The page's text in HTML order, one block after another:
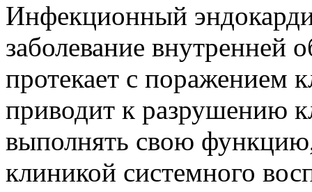
Инфекционный
заболевание внутренней
протекает с поражением
приводит к разрушению
выполнять свою
клиникой системного